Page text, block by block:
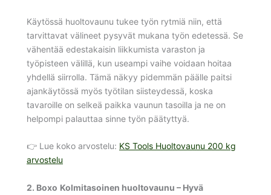
Käytössä huoltovaunu tukee työn rytmiä niin, että
tarvittavat välineet pysyvät mukana työn edetessä. Se
vähentää edestakaisin liikkumista varaston ja
työpisteen välillä, kun useampi vaihe voidaan hoitaa
yhdellä siirrolla. Tämä näkyy pidemmän päälle paitsi
ajankäytössä myös työtilan siisteydessä, koska
tavaroille on selkeä paikka vaunun tasoilla ja ne on
helpompi palauttaa sinne työn päätyttyä.
👉 Lue koko arvostelu: KS Tools Huoltovaunu 200 kg
arvostelu
2. Boxo Kolmitasoinen huoltovaunu – Hyvä